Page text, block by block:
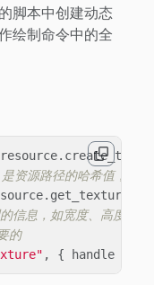
脚本中创建动态
绘制命令中的全
resource.
源路径的哈希值，不能
.
息，如宽度、高度等
的
, { handle